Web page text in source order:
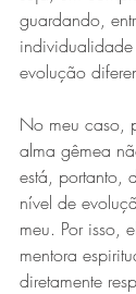
guardando,
evolução
No meu caso,
alma gêmea
está, portanto,
nível de
meu. Por isso,
mentora
diretamente